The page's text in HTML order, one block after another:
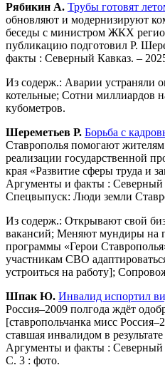
Рябикин А. Трубы готовят
обновляют и модернизируют
беседы с министром ЖКХ
публикацию подготовил Р.
факты : Северный Кавказ. –
Из содерж.: Аварии устраняли
котельные; Сотни миллиардов
кубометров.
Шереметьев Р. Борьба с
Ставрополья помогают
реализации государственной
края «Развитие сферы труда и
Аргументы и факты : Северный
Спецвыпуск: Люди земли
Из содерж.: Открывают свой
вакансий; Меняют мундиры на
программы «Герои
участникам СВО
устроиться на работу];
Шпак Ю. Инвалид испортил
Россия–2009 полгода ждёт
[ставропольчанка мисс
ставшая инвалидом в
Аргументы и факты : Северный
С. 3 : фото.